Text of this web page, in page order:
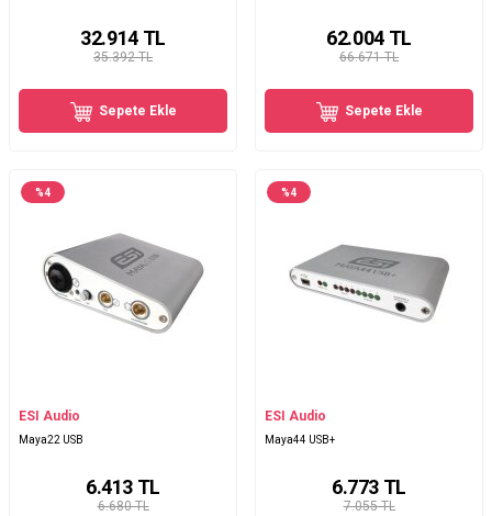
35.392 TL
32.914TL
Sepete Ekle
66.671 TL
62.004TL
Sepete Ekle
%4
ESI Audio
Maya22 USB
6.680 TL
6.413 TL
%4
ESI Audio
Maya44 USB+
7.055 TL
6.773 TL